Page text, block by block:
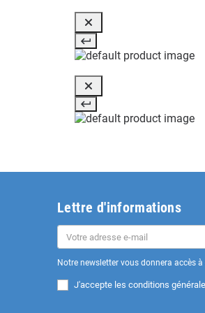
Lettre d'informations
Notre newsletter vous donnera accès
J'accepte les conditions